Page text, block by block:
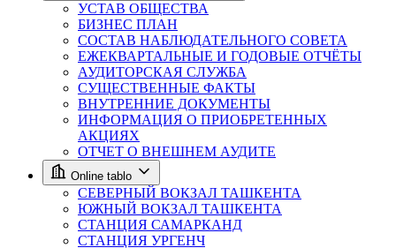
УСТАВ ОБЩЕСТВА
БИЗНЕС ПЛАН
СОСТАВ НАБЛЮДАТЕЛЬНОГО СОВЕТА
ЕЖЕКВАРТАЛЬНЫЕ И ГОДОВЫЕ ОТЧЁТЫ
АУДИТОРСКАЯ СЛУЖБА
СУЩЕСТВЕННЫЕ ФАКТЫ
ВНУТРЕННИЕ ДОКУМЕНТЫ
ИНФОРМАЦИЯ О ПРИОБРЕТЕННЫХ
АКЦИЯХ
ОТЧЕТ О ВНЕШНЕМ АУДИТЕ
Online tablo
СЕВЕРНЫЙ ВОКЗАЛ ТАШКЕНТА
ЮЖНЫЙ ВОКЗАЛ ТАШКЕНТА
СТАНЦИЯ САМАРКАНД
СТАНЦИЯ УРГЕНЧ